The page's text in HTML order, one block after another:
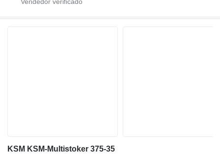
KSM KSM-Multistoker 375-35